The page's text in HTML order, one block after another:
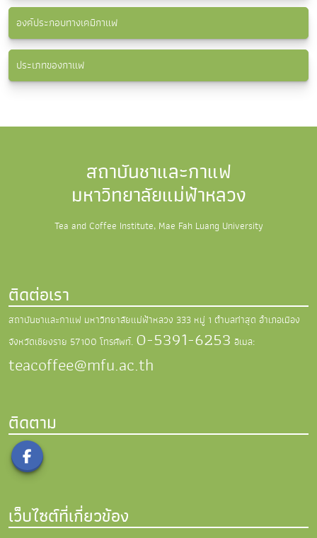
องค์ประกอบทางเคมีกาแฟ
ประเภทของกาแฟ
สถาบันชาและกาแฟ
มหาวิทยาลัยแม่ฟ้าหลวง
Tea and Coffee Institute, Mae Fah Luang University
ติดต่อเรา
สถาบันชาและกาแฟ มหาวิทยาลัยแม่ฟ้าหลวง 333 หมู่ 1 ตำบลท่าสุด อำเภอเมือง
จังหวัดเชียงราย 57100 โทรศัพท์. 0-5391-6253 อีเมล:
teacoffee@mfu.ac.th
ติดตาม
เว็บไซต์ที่เกี่ยวข้อง